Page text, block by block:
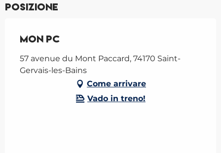
Posizione
Mon PC
57 avenue du Mont Paccard, 74170 Saint-
Gervais-les-Bains
Come arrivare
Vado in treno!